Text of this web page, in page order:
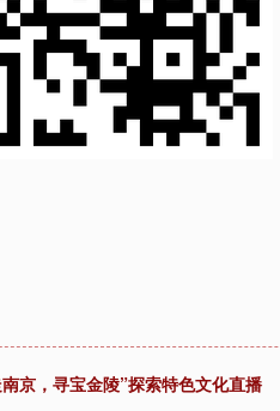
京，寻宝金陵”探索特色文化直播